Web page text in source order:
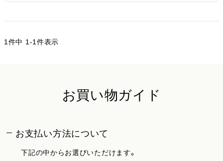
1件中 1-1件表示
お買い物ガイド
お支払い方法について
下記の中からお選びいただけます。